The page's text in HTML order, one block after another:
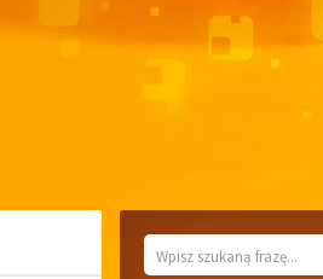
Wyszukiwarka